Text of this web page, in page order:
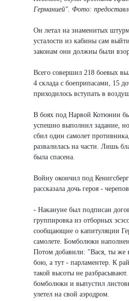
Германией". Фото:
Он летал на знаменитых
усталости из кабины сам
законам они должны были
Всего совершил 218 боевых
4 склада с боеприпасами, 15
приходилось вступать в
В боях под Нарвой Котюнин
успешно выполнил задание,
сбил один самолет
развалилась на части. Лишь
была спасена.
Войну окончил под
рассказала дочь героя -
- Накануне был подписан
группировка из отборных
сообщающие о капитуляции
самолете. Бомболюки
Потом добавили: "Вася, ты же
бою, а тут - парламентер. К
такой высоты не
бомболюки и выпустил
улетел на свой аэродром.